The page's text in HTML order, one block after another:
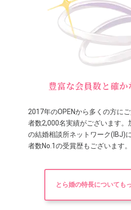
豊富な会員数と確か
2017年のOPENから多くの方に
者数2,000名実績がございます。
の結婚相談所ネットワーク(IBJ)
者数No.1の受賞歴もございます。
とら婚の特長についても